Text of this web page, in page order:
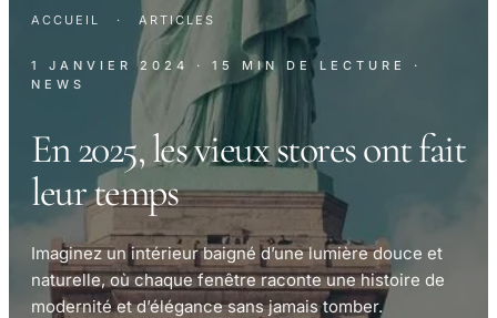
ACCUEIL · ARTICLES
1 JANVIER 2024 · 15 MIN DE LECTURE
·
NEWS
En 2025, les vieux stores ont fait
leur temps
Imaginez un intérieur baigné d’une lumière douce et
naturelle, où chaque fenêtre raconte une histoire de
modernité et d’élégance sans jamais tomber.